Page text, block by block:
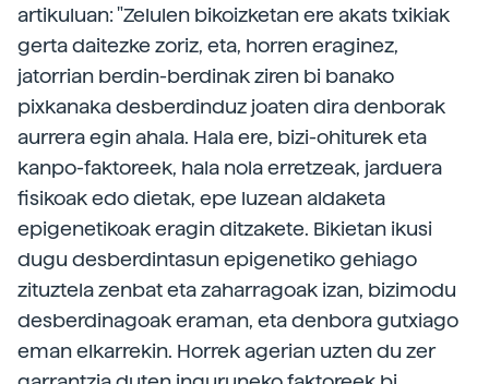
artikuluan: "Zelulen bikoizketan ere akats txikiak
gerta daitezke zoriz, eta, horren eraginez,
jatorrian berdin-berdinak ziren bi banako
pixkanaka desberdinduz joaten dira denborak
aurrera egin ahala. Hala ere, bizi-ohiturek eta
kanpo-faktoreek, hala nola erretzeak, jarduera
fisikoak edo dietak, epe luzean aldaketa
epigenetikoak eragin ditzakete. Bikietan ikusi
dugu desberdintasun epigenetiko gehiago
zituztela zenbat eta zaharragoak izan, bizimodu
desberdinagoak eraman, eta denbora gutxiago
eman elkarrekin. Horrek agerian uzten du zer